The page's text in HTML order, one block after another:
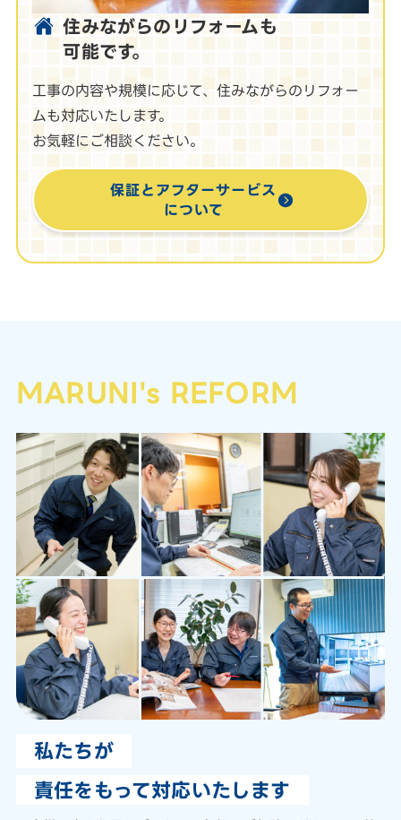
住みながらのリフォームも
可能です。
工事の内容や規模に応じて、住みながらのリフォー
ムも対応いたします。
お気軽にご相談ください。
保証とアフターサービス
について
MARUNI's REFORM
私たちが
責任をもって対応いたします